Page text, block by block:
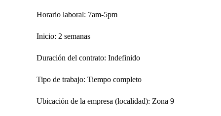
Horario laboral: 7am-5pm
Inicio: 2 semanas
Duración del contrato: Indefinido
Tipo de trabajo: Tiempo completo
Ubicación de la empresa (localidad): Zona 9